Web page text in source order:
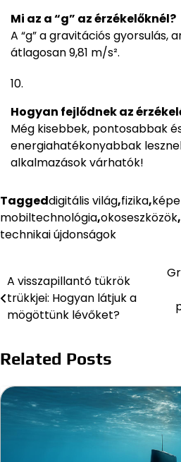
Mi az a “g” az érzékelőknél?
A “g” a gravitációs gyorsulás,
átlagosan 9,81 m/s².
Hogyan fejlődnek az
Még kisebbek, pontosabbak
energiahatékonyabbak
alkalmazások várhatók!
Taggeddigitális világ,fizika,
mobiltechnológia,okoseszközök,
technikai újdonságok
Bejegyzés
navigáció
A visszapillantó tükrök
trükkjei: Hogyan látjuk a
mögöttünk lévőket?
Related Posts